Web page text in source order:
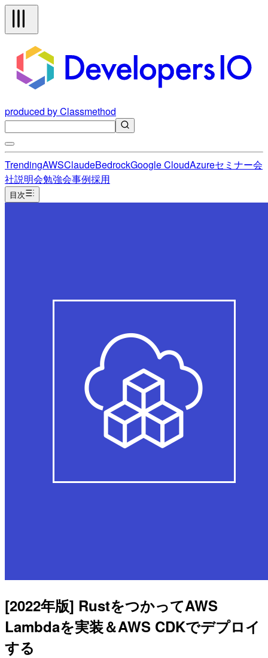
produced by Classmethod
TrendingAWSClaudeBedrockGoogle CloudAzureセミナー会
社説明会勉強会事例採用
目次
[2022年版] RustをつかってAWS
Lambdaを実装＆AWS CDKでデプロイ
する